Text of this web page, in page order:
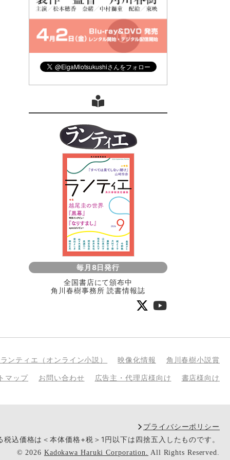
毎月8日発行
全国書店にて頒布中
角川春樹事務所 読書情報誌
ンティエ（オンライン小説） 映像化情報 角川春樹小説賞
マップ お問い合わせ 広告主・代理店様向け 書店様向け
プライバシーポリシー
込価格は＜本体価格+税＞1円以下は四捨五入したものです。
© 2026 Kadokawa Haruki Corporation. All Rights Reserved.